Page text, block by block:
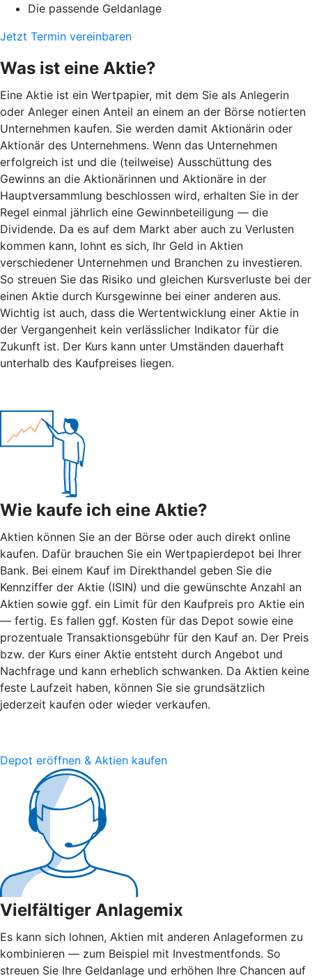
Die passende Geldanlage
Jetzt Termin vereinbaren
Was ist eine Aktie?
Eine Aktie ist ein Wertpapier, mit dem Sie als Anlegerin
oder Anleger einen Anteil an einem an der Börse notierten
Unternehmen kaufen. Sie werden damit Aktionärin oder
Aktionär des Unternehmens. Wenn das Unternehmen
erfolgreich ist und die (teilweise) Ausschüttung des
Gewinns an die Aktionärinnen und Aktionäre in der
Hauptversammlung beschlossen wird, erhalten Sie in der
Regel einmal jährlich eine Gewinnbeteiligung — die
Dividende. Da es auf dem Markt aber auch zu Verlusten
kommen kann, lohnt es sich, Ihr Geld in Aktien
verschiedener Unternehmen und Branchen zu investieren.
So streuen Sie das Risiko und gleichen Kursverluste bei der
einen Aktie durch Kursgewinne bei einer anderen aus.
Wichtig ist auch, dass die Wertentwicklung einer Aktie in
der Vergangenheit kein verlässlicher Indikator für die
Zukunft ist. Der Kurs kann unter Umständen dauerhaft
unterhalb des Kaufpreises liegen.
Wie kaufe ich eine Aktie?
Aktien können Sie an der Börse oder auch direkt online
kaufen. Dafür brauchen Sie ein Wertpapierdepot bei Ihrer
Bank. Bei einem Kauf im Direkthandel geben Sie die
Kennziffer der Aktie (ISIN) und die gewünschte Anzahl an
Aktien sowie ggf. ein Limit für den Kaufpreis pro Aktie ein
— fertig. Es fallen ggf. Kosten für das Depot sowie eine
prozentuale Transaktionsgebühr für den Kauf an. Der Preis
bzw. der Kurs einer Aktie entsteht durch Angebot und
Nachfrage und kann erheblich schwanken. Da Aktien keine
feste Laufzeit haben, können Sie sie grundsätzlich
jederzeit kaufen oder wieder verkaufen.
Depot eröffnen & Aktien kaufen
Vielfältiger Anlagemix
Es kann sich lohnen, Aktien mit anderen Anlageformen zu
kombinieren — zum Beispiel mit Investmentfonds. So
streuen Sie Ihre Geldanlage und erhöhen Ihre Chancen auf